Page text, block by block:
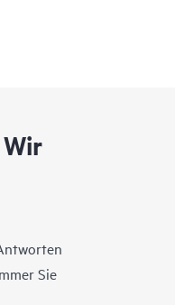
Sie